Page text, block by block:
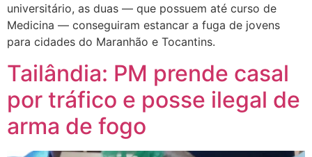
universitário, as duas — que possuem até curso de
Medicina — conseguiram estancar a fuga de jovens
para cidades do Maranhão e Tocantins.
Tailândia: PM prende casal
por tráfico e posse ilegal de
arma de fogo